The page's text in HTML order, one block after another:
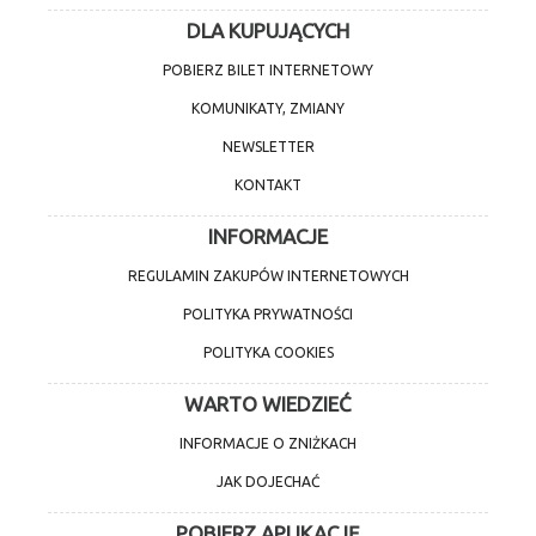
DLA KUPUJĄCYCH
POBIERZ BILET INTERNETOWY
KOMUNIKATY, ZMIANY
NEWSLETTER
KONTAKT
INFORMACJE
REGULAMIN ZAKUPÓW INTERNETOWYCH
POLITYKA PRYWATNOŚCI
POLITYKA COOKIES
WARTO WIEDZIEĆ
INFORMACJE O ZNIŻKACH
JAK DOJECHAĆ